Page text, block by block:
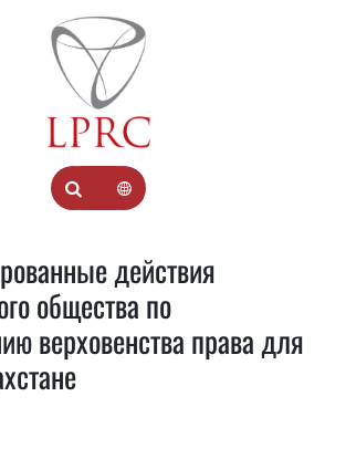
действия
общества по
верховенства права для